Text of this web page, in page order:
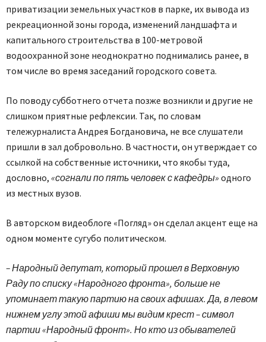
приватизации земельных участков в парке, их вывода из
рекреационной зоны города, изменений ландшафта и
капитального строительства в 100-метровой
водоохранной зоне неоднократно поднимались ранее, в
том числе во время заседаний городского совета.
По поводу субботнего отчета позже возникли и другие не
слишком приятные рефлексии. Так, по словам
тележурналиста Андрея Богдановича, не все слушатели
пришли в зал добровольно. В частности, он утверждает со
ссылкой на собственные источники, что якобы туда,
дословно, «согнали по пять человек с кафедры» одного
из местных вузов.
В авторском видеоблоге «Погляд» он сделал акцент еще на
одном моменте сугубо политическом.
– Народный депутат, который прошел в Верховную
Раду по списку «Народного фронта», больше не
упоминает такую партию на своих афишах. Да, в левом
нижнем углу этой афиши мы видим крест – символ
партии «Народный фронт». Но кто из обывателей